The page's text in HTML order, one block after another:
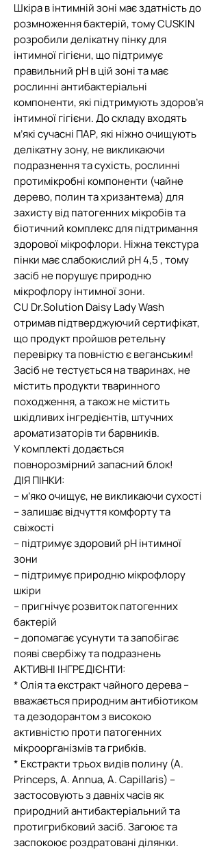
Шкіра в інтимній зоні має здатність до
розмноження бактерій, тому CUSKIN
розробили делікатну пінку для
інтимної гігієни, що підтримує
правильний рН в цій зоні та має
рослинні антибактеріальні
компоненти, які підтримують здоров’я
інтимної гігієни. До складу входять
м’які сучасні ПАР, які ніжно очищують
делікатну зону, не викликаючи
подразнення та сухість, рослинні
протимікробні компоненти (чайне
дерево, полин та хризантема) для
захисту від патогенних мікробів та
біотичний комплекс для підтримання
здорової мікрофлори. Ніжна текстура
пінки має слабокислий рН 4,5 , тому
засіб не порушує природню
мікрофлору інтимної зони.
CU Dr.Solution Daisy Lady Wash
отримав підтверджуючий сертифікат,
що продукт пройшов ретельну
перевірку та повністю є веганським!
Засіб не тестується на тваринах, не
містить продукти тваринного
походження, а також не містить
шкідливих інгредієнтів, штучних
ароматизаторів ти барвників.
У комплекті додається
повнорозмірний запасний блок!
ДІЯ ПІНКИ:
– м’яко очищує, не викликаючи сухості
– залишає відчуття комфорту та
свіжості
– підтримує здоровий рН інтимної
зони
– підтримує природню мікрофлору
шкіри
– пригнічує розвиток патогенних
бактерій
– допомагає усунути та запобігає
появі свербіжу та подразнень
АКТИВНІ ІНГРЕДІЄНТИ:
* Олія та екстракт чайного дерева –
вважається природним антибіотиком
та дезодорантом з високою
активністю проти патогенних
мікроорганізмів та грибків.
* Екстракти трьох видів полину (A.
Princeps, A. Annua, A. Capillaris) –
застосовують з давніх часів як
природний антибактеріальний та
протигрибковий засіб. Загоює та
заспокоює роздратовані ділянки.